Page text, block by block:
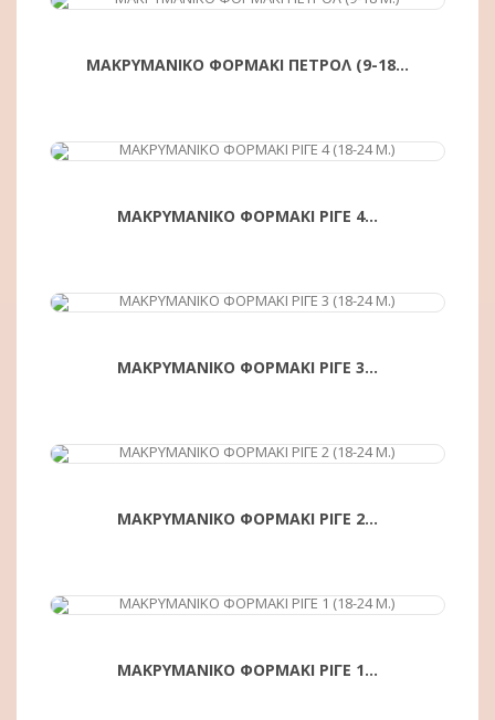
ΜΑΚΡΥΜΑΝΙΚΟ ΦΟΡΜΑΚΙ ΠΕΤΡΟΛ (9-18...
ΑΓΟΡΆ
ΜΑΚΡΥΜΑΝΙΚΟ ΦΟΡΜΑΚΙ ΡΙΓΕ 4...
ΑΓΟΡΆ
ΜΑΚΡΥΜΑΝΙΚΟ ΦΟΡΜΑΚΙ ΡΙΓΕ 3...
ΜΑΚΡΥΜΑΝΙΚΟ ΦΟΡΜΑΚΙ ΡΙΓΕ 2...
ΑΓΟΡΆ
ΜΑΚΡΥΜΑΝΙΚΟ ΦΟΡΜΑΚΙ ΡΙΓΕ 1...